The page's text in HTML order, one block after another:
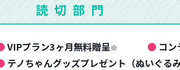
読切部門
VIPプラン3ヶ月無料贈呈 ※ ● コ
テノちゃんグッズプレゼント（ぬいぐる